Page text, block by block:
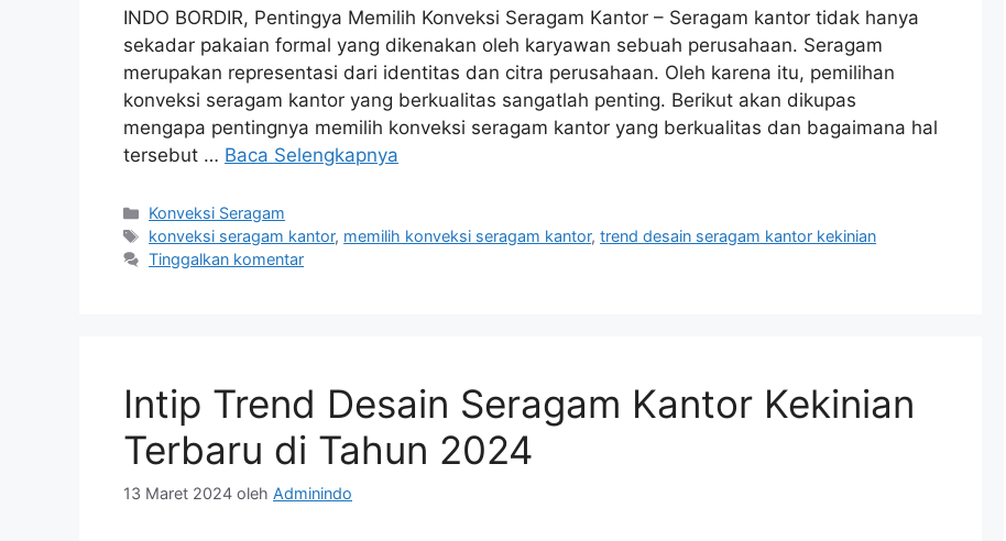
INDO BORDIR, Pentingya Memilih Konveksi Seragam Kantor – Seragam kantor tidak hanya
sekadar pakaian formal yang dikenakan oleh karyawan sebuah perusahaan. Seragam
merupakan representasi dari identitas dan citra perusahaan. Oleh karena itu, pemilihan
konveksi seragam kantor yang berkualitas sangatlah penting. Berikut akan dikupas
mengapa pentingnya memilih konveksi seragam kantor yang berkualitas dan bagaimana hal
tersebut … Baca Selengkapnya
Kategori
Konveksi Seragam
Tag
konveksi seragam kantor, memilih konveksi seragam kantor,trend desain seragam kantor kekinian
Tinggalkan komentar
Intip Trend Desain Seragam Kantor Kekinian
Terbaru di Tahun 2024
13 Maret 2024 oleh Adminindo